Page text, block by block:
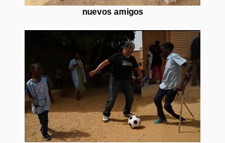
nuevos amigos